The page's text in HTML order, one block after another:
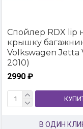
Спойлер RDX lip
крышку
Volkswagen Jetta
2010)
2990 ₽
В ОДИН